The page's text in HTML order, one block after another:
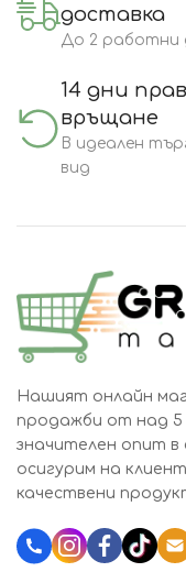
доставка
До 2 работни
14 дни
връщане
В идеален
вид
Нашият онлайн
продажби от над 5
значителен опит
осигурим на
качествени